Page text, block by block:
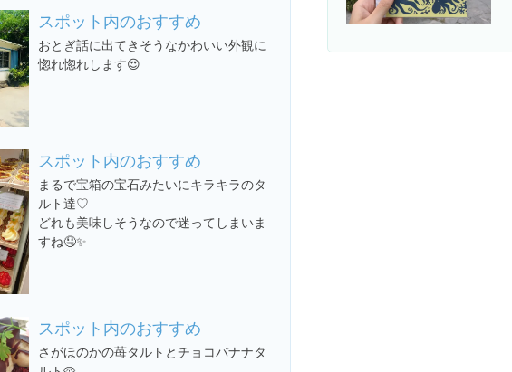
スポット内のおすすめ
おとぎ話に出てきそうなかわいい外観に
惚れ惚れします😍
スポット内のおすすめ
まるで宝箱の宝石みたいにキラキラのタ
ルト達♡
どれも美味しそうなので迷ってしまいま
すね🤤✨
スポット内のおすすめ
さがほのかの苺タルトとチョコバナナタ